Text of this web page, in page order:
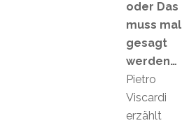
oder Das
muss mal
gesagt
werden…
Pietro
Viscardi
erzählt